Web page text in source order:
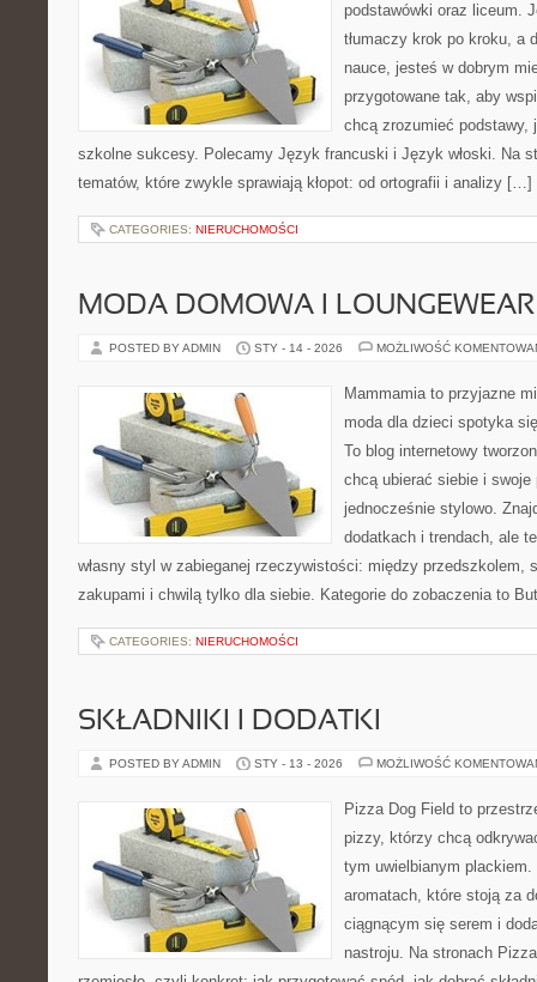
podstawówki oraz liceum.
tłumaczy krok po kroku, a
nauce, jesteś w dobrym
przygotowane tak, aby
chcą zrozumieć podstawy,
szkolne sukcesy. Polecamy Język francuski i Język włoski. Na
tematów, które zwykle sprawiają kłopot: od ortografii i analizy […]
CATEGORIES: NIERUCHOMOŚCI
MODA DOMOWA I LOUNGEWEAR
POSTED BY ADMIN STY - 14 - 2026 MOŻLIWOŚĆ
Mammamia to przyjazne
moda dla dzieci spotyka
To blog internetowy
chcą ubierać siebie i
jednocześnie stylowo.
dodatkach i trendach, ale
własny styl w zabieganej rzeczywistości: między przedszkolem,
zakupami i chwilą tylko dla siebie. Kategorie do zobaczenia to
CATEGORIES: NIERUCHOMOŚCI
SKŁADNIKI I DODATKI
POSTED BY ADMIN STY - 13 - 2026 MOŻLIWOŚĆ
Pizza Dog Field to
pizzy, którzy chcą
tym uwielbianym
aromatach, które stoją za
ciągnącym się serem i
nastroju. Na stronach